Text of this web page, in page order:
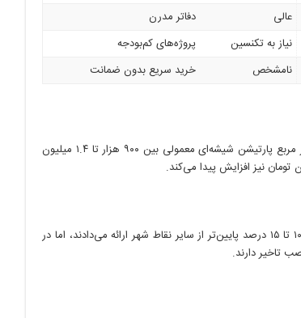
عالی
دفاتر مدرن
نیاز به تکنسین
پروژه‌های کم‌بودجه
نامشخص خرید سریع بدون ضمانت
طبق بررسی‌های من در بازار شریعتی، خیابان بنی‌هاشم و محله‌های صنعتی اطراف جاده دماوند، قیمت هر متر مربع پارتیشن شیشه‌ای معمولی بین ۹۰۰ هزار تا ۱.۴ میلیون
در بازاری مثل خیابان شیراز جنوبی، چند فروشگاه ادعای عرضه مستقیم از کارخانه داشتند و قیمت‌ها را حدود ۱۰ تا ۱۵ درصد پایین‌تر از سایر نقاط شهر ارائه می‌دادند، اما در
تاخیر دارند.